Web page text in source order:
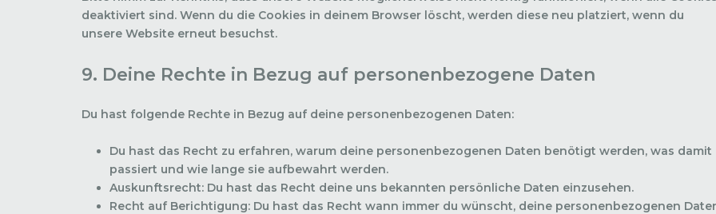
deaktiviert sind. Wenn du die Cookies in deinem Browser löscht, werden diese neu platziert, wenn du
unsere Website erneut besuchst.
9. Deine Rechte in Bezug auf personenbezogene Daten
Du hast folgende Rechte in Bezug auf deine personenbezogenen Daten:
Du hast das Recht zu erfahren, warum deine personenbezogenen Daten benötigt werden, was damit
passiert und wie lange sie aufbewahrt werden.
Auskunftsrecht: Du hast das Recht deine uns bekannten persönliche Daten einzusehen.
Recht auf Berichtigung: Du hast das Recht wann immer du wünscht, deine personenbezogenen